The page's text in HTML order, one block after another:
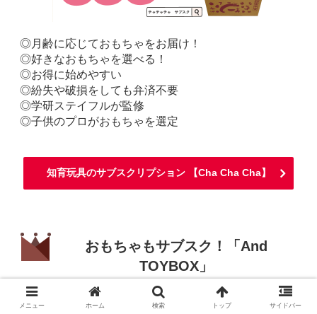
◎月齢に応じておもちゃをお届け！
◎好きなおもちゃを選べる！
◎お得に始めやすい
◎紛失や破損をしても弁済不要
◎学研ステイフルが監修
◎子供のプロがおもちゃを選定
知育玩具のサブスクリプション 【Cha Cha Cha】
おもちゃもサブスク！「And
TOYBOX」
メニュー ホーム 検索 トップ サイドバー